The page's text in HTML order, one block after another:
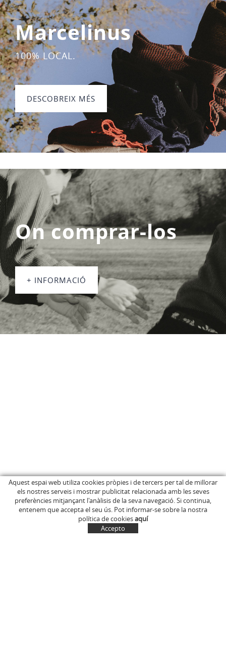
Marcelinus
100% LOCAL.
DESCOBREIX MÉS
On comprar-los
+ INFORMACIÓ
INICI
EMPRESA
BOTIGA ONLINE
C/ Anglès, 15
OLOT (Girona)
646 681 411
info@marcelinus.cat
COMPTE CISTELLA
Aquest espai web utiliza cookies pròpies i de tercers per tal de millorar
els nostres serveis i mostrar publicitat relacionada amb les seves
preferències mitjançant l'anàlisis de la seva navegació. Si continua,
entenem que accepta el seu ús. Pot informar-se sobre la nostra
política de cookiesaquí
Accepto